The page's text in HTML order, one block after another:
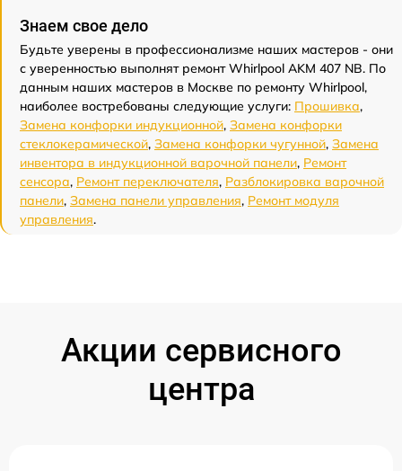
Знаем свое дело
Будьте уверены в профессионализме наших мастеров - они
с уверенностью выполнят ремонт Whirlpool AKM 407 NB. По
данным наших мастеров в Москве по ремонту Whirlpool,
наиболее востребованы следующие услуги: Прошивка,
Замена конфорки индукционной, Замена конфорки
стеклокерамической, Замена конфорки чугунной, Замена
инвентора в индукционной варочной панели, Ремонт
сенсора, Ремонт переключателя, Разблокировка варочной
панели, Замена панели управления, Ремонт модуля
управления.
Акции сервисного
центра